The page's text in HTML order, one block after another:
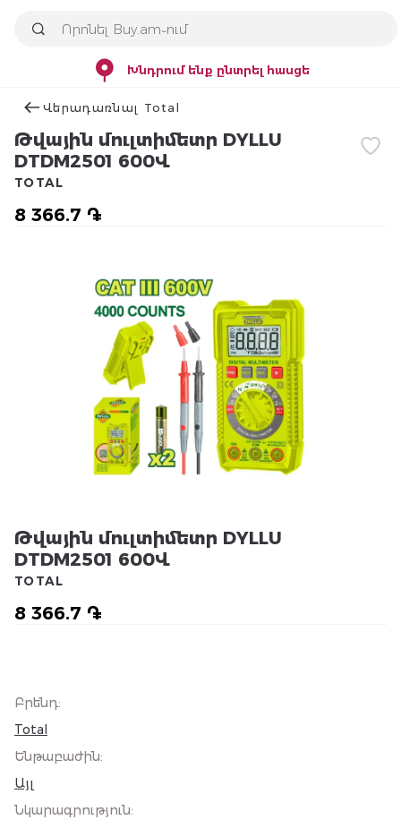
Խնդրում ենք ընտրել հասցե
Վերադառնալ Total
Թվային մուլտիմետր DYLLU
DTDM2501 600Վ
8 366.7 ֏
TOTAL
Թվային մուլտիմետր DYLLU
DTDM2501 600Վ
8 366.7 ֏
TOTAL
Բրենդ:
Total
Ենթաբաժին:
Այլ
Նկարագրություն: